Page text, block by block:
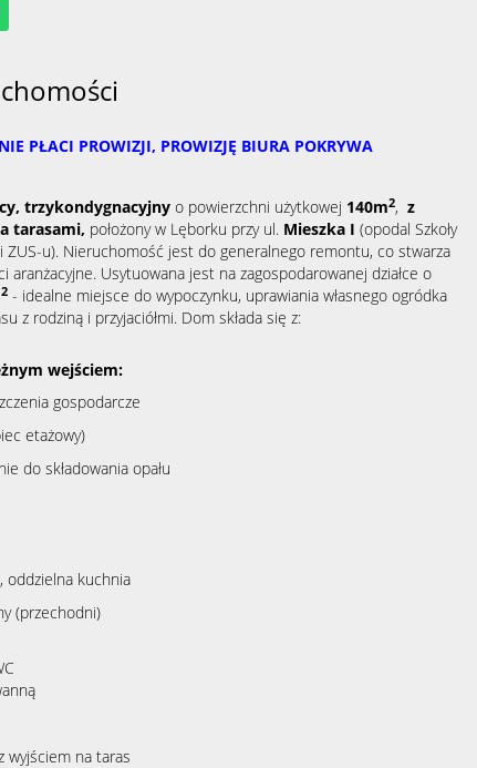
PŁACI PROWIZJI, PROWIZJĘ BIURA POKRYWA
, trzykondygnacyjny o powierzchni użytkowej 140m2, z
tarasami, położony w Lęborku przy ul. Mieszka I (opodal Szkoły
ZUS-u). Nieruchomość jest do generalnego remontu, co stwarza
aranżacyjne. Usytuowana jest na zagospodarowanej działce o
2 - idealne miejsce do wypoczynku, uprawiania własnego ogródka
z rodziną i przyjaciółmi. Dom składa się z:
wejściem:
gospodarcze
etażowy)
do składowania opału
oddzielna kuchnia
(przechodni)
wyjściem na taras